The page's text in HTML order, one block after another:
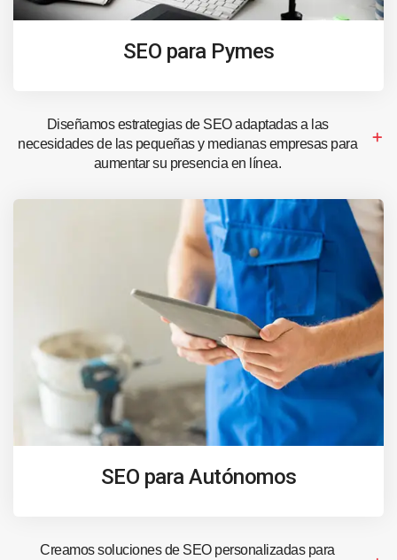
SEO para Pymes
Diseñamos estrategias de SEO adaptadas a las
necesidades de las pequeñas y medianas empresas para
aumentar su presencia en línea.
SEO para Autónomos
Creamos soluciones de SEO personalizadas para